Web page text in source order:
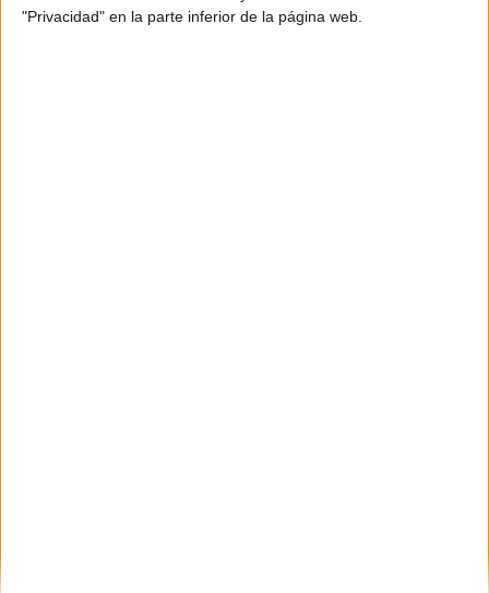
"Privacidad" en la parte inferior de la página web.
Aceptolos Términos y Condicionesde uso*